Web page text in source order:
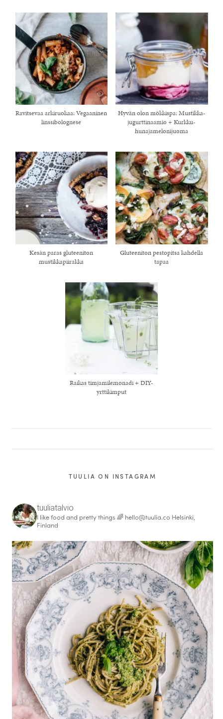
Ravitsevaa arkiruokaa: Vegaaninen
linssibolognese
Hyvän olon mökkispa: Mustikka-
jugurttinaamio + Kurkku-
hunajamelonijuoma
Kesän paras gluteeniton
mustikkapiirakka
Gluteeniton pestopitsa kahdella
tapaa
Raikas timjamilemonadi + DIY-
yrttikimput
TUULIA ON INSTAGRAM
tuuliatalvio
I like food and pretty things 🌈 hello@tuulia.co Helsinki,
Finland